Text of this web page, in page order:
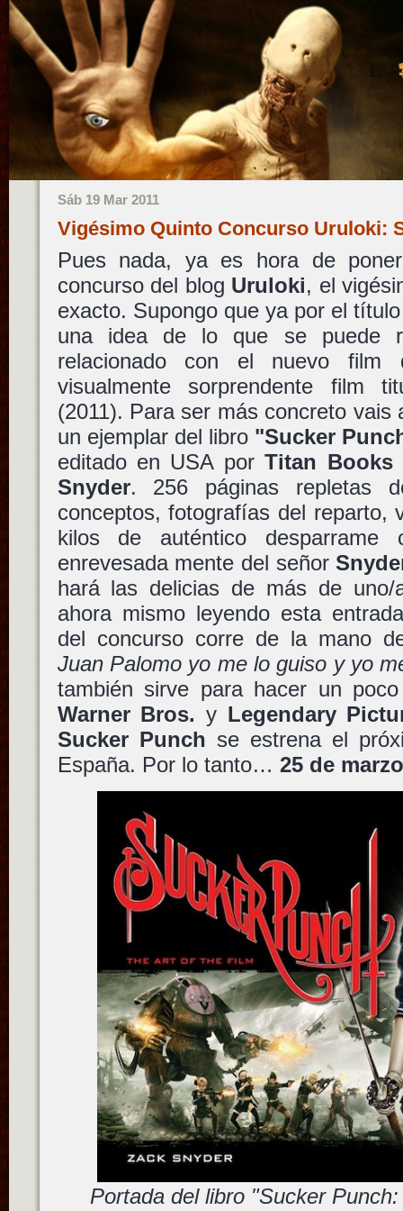
Sáb 19 Mar 2011
Vigésimo Quinto Concurso Uruloki:
Pues nada, ya es hora de
concurso del blog Uruloki, el
exacto. Supongo que ya por el
una idea de lo que se puede
relacionado con el nuevo
visualmente sorprendente film
(2011). Para ser más concreto vais
un ejemplar del libro "Sucker
editado en USA porTitan Books
Snyder. 256 páginas repletas
conceptos, fotografías del reparto,
kilos de auténtico
enrevesada mente del señor
hará las delicias de más de
ahora mismo leyendo esta
del concurso corre de la mano
Juan Palomo yo me lo guiso y yo
también sirve para hacer un
Warner Bros. y Legendary
Sucker Punch se estrena el
España. Por lo tanto… 25 de
Portada del libro "Sucker